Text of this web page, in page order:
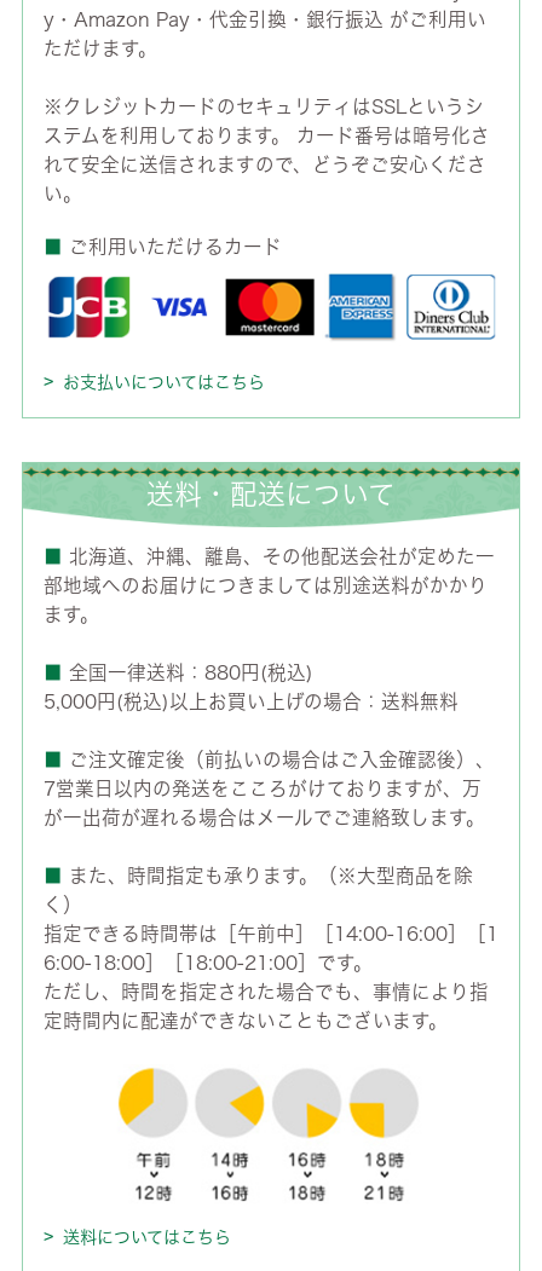
y・Amazon Pay・代金引換・銀行振込 がご利用い
ただけます。
※クレジットカードのセキュリティはSSLというシ
ステムを利用しております。 カード番号は暗号化さ
れて安全に送信されますので、どうぞご安心くださ
い。
ご利用いただけるカード
お支払いについてはこちら
送料・配送について
北海道、沖縄、離島、その他配送会社が定めた一
部地域へのお届けにつきましては別途送料がかかり
ます。
全国一律送料：880円(税込)
5,000円(税込)以上お買い上げの場合：送料無料
ご注文確定後（前払いの場合はご入金確認後）、
7営業日以内の発送をこころがけておりますが、万
が一出荷が遅れる場合はメールでご連絡致します。
また、時間指定も承ります。（※大型商品を除
く）
指定できる時間帯は［午前中］［14:00-16:00］［1
6:00-18:00］［18:00-21:00］です。
ただし、時間を指定された場合でも、事情により指
定時間内に配達ができないこともございます。
送料についてはこちら